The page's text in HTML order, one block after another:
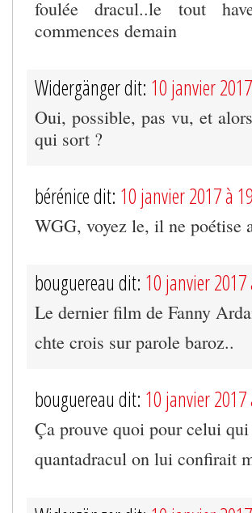
foulée dracul..le tout
commences demain
Widergänger dit: 10 janvier
Oui, possible, pas vu, et
qui sort ?
bérénice dit: 10 janvier 2017 à
WGG, voyez le, il ne poétise
bouguereau dit: 10 janvier
Le dernier film de Fanny
chte crois sur parole baroz..
bouguereau dit: 10 janvier
Ça prouve quoi pour celui
quantadracul on lui confirait